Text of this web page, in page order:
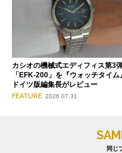
カシオの機械式エディフィス第3
「EFK-200」を『ウォッチタイム
ドイツ版編集長がレビュー
FEATURE 2026.07.31
同じ